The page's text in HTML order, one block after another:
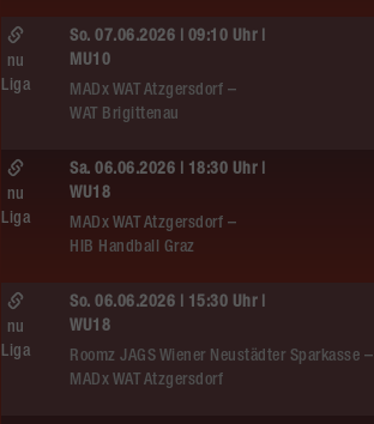
So. 07.06.2026 | 09:10 Uhr |
MU10
MADx WAT Atzgersdorf –
WAT Brigittenau
nu
Liga
Sa. 06.06.2026 | 18:30 Uhr |
WU18
MADx WAT Atzgersdorf –
HIB Handball Graz
nu
Liga
So. 06.06.2026 | 15:30 Uhr |
WU18
Roomz JAGS Wiener Neustädter Sparkasse –
MADx WAT Atzgersdorf
nu
Liga